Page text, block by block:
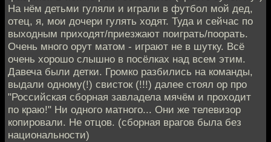
На нём детьми гуляли и играли в футбол мой дед,
отец, я, мои дочери гулять ходят. Туда и сейчас по
выходным приходят/приезжают поиграть/поорать.
Очень много орут матом - играют не в шутку. Всё
очень хорошо слышно в посёлках над всем этим.
Давеча были детки. Громко разбились на команды,
выдали одному(!) свисток (!!!) далее стоял ор про
"Российская сборная завладела мячём и проходит
по краю!" Ни одного матного... Они же телевизор
копировали. Не отцов. (сборная врагов была без
национальности)